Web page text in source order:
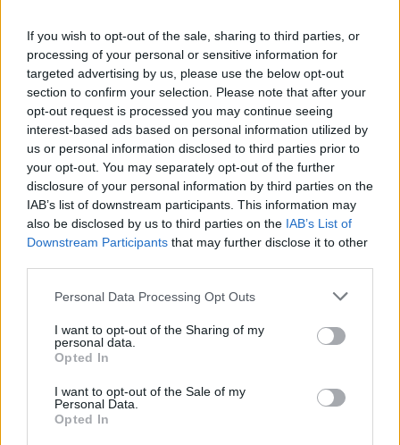
If you wish to opt-out of the sale, sharing to third parties, or
processing of your personal or sensitive information for
targeted advertising by us, please use the below opt-out
section to confirm your selection. Please note that after your
opt-out request is processed you may continue seeing
interest-based ads based on personal information utilized by
us or personal information disclosed to third parties prior to
your opt-out. You may separately opt-out of the further
disclosure of your personal information by third parties on the
IAB’s list of downstream participants. This information may
also be disclosed by us to third parties on the IAB’s List of
Downstream Participants that may further disclose it to other
Personal Data Processing Opt Outs
I want to opt-out of the Sharing of my
personal data.
Opted In
I want to opt-out of the Sale of my
Personal Data.
Opted In
Τους είδαν με δαχτυλίδι
αρραβώνων στο Παρίσι ‑
Μήπως διάσημο ζευγάρι έκανε
το επόμενο βήμα;
ΣΉΜΕΡΑ
Το ζευγάρι εντοπίστηκε στο Παρίσι με
βέρες του γαλλικού οίκου Boucheron στο
αριστερό χέρι
Γαρυφαλλιά Καληφώνη:
Διακοπές σε Κουφονήσια και
Πάρο, χωρίς τον Χρήστο
Μάστορα – Δείτε τις
φωτογραφίες
Στις εικόνες που ανέβασε ποζάρει με το
μαγιό της στα υπέροχα νερά της Πάρου